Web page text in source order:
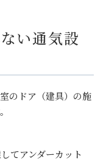
い通気設
のドア（建具）の施
てアンダーカット